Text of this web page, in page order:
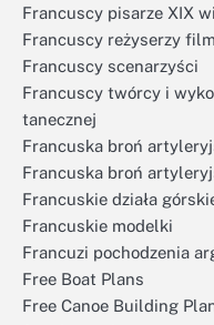
Francuscy pisarze XIX
Francuscy reżyserzy
Francuscy scenarzyści
Francuscy twórcy i
tanecznej
Francuska broń
Francuska broń
Francuskie działa
Francuskie modelki
Francuzi pochodzenia
Free Boat Plans
Free Canoe Building